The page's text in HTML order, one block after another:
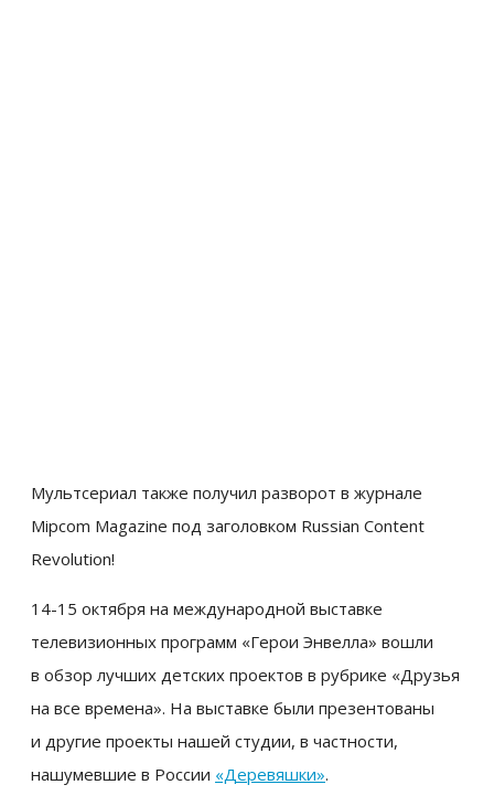
Мультсериал также получил разворот в журнале
Mipcom Magazine под заголовком Russian Content
Revolution!
14-15 октября на международной выставке
телевизионных программ «Герои Энвелла» вошли
в обзор лучших детских проектов в рубрике «Друзья
на все времена». На выставке были презентованы
и другие проекты нашей студии, в частности,
нашумевшие в России «Деревяшки».